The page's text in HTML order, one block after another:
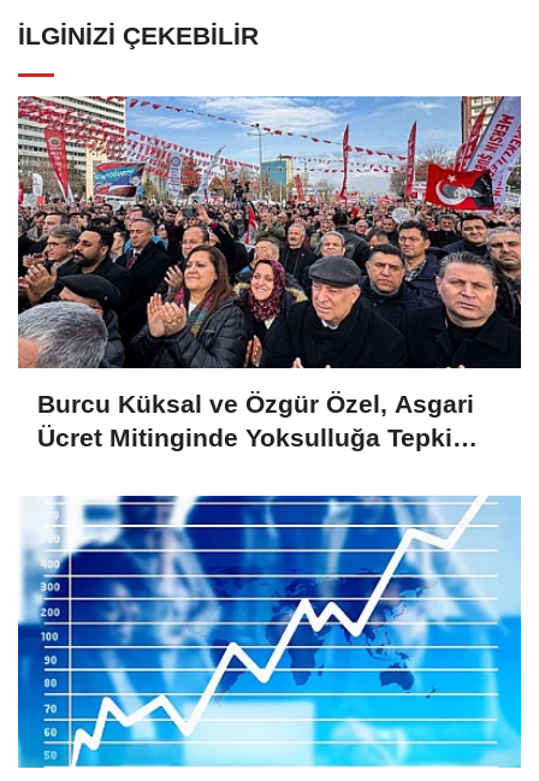
İLGINIZI ÇEKEBILIR
Burcu Küksal ve Özgür Özel, Asgari
Ücret Mitinginde Yoksulluğa Tepki